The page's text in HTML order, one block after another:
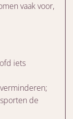
vaak voor,
iets
de